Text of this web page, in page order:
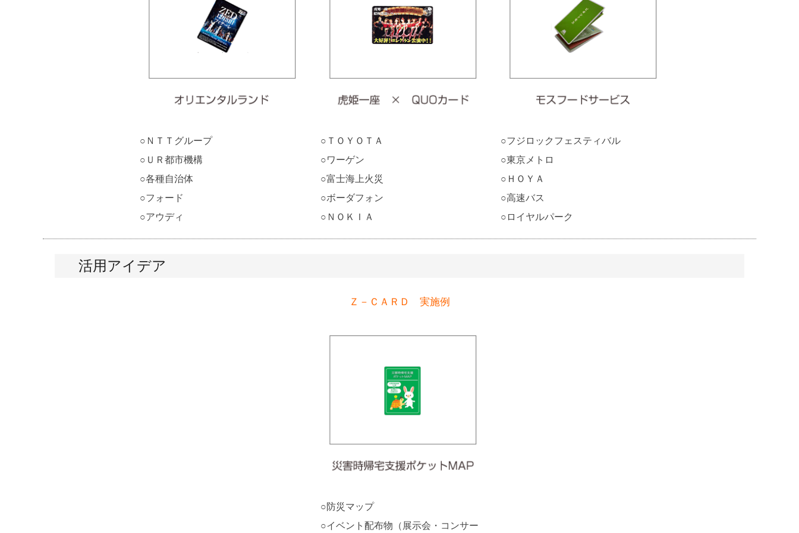
○ＮＴＴグループ
○ＵＲ都市機構
○各種自治体
○フォード
○アウディ
○ＴＯＹＯＴＡ
○ワーゲン
○富士海上火災
○ボーダフォン
○ＮＯＫＩＡ
○フジロックフェスティバル
○東京メトロ
○ＨＯＹＡ
○高速バス
○ロイヤルパーク
活用アイデア
Ｚ－ＣＡＲＤ 実施例
○防災マップ
○イベント配布物（展示会・コンサー